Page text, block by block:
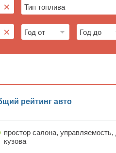
×
×
рейтинг авто
простор салона,
кузова